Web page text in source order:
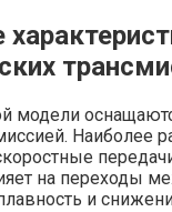
модели
Наиболее
на переходы
и